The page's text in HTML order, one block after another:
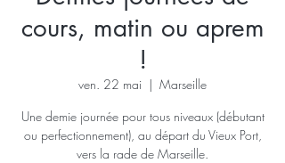
cours, matin ou aprem
!
ven. 22 mai
  |
Marseille
Une demie journée pour tous niveaux (débutant
ou perfectionnement), au départ du Vieux Port,
vers la rade de Marseille.